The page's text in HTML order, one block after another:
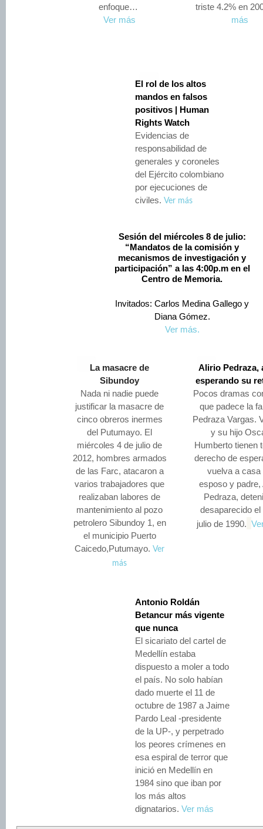
enfoque…
Ver más
triste 4.2% en
más
El rol de los altos
mandos en falsos
positivos | Human
Rights Watch
Evidencias de
responsabilidad de
generales y coroneles
del Ejército colombiano
por ejecuciones de
civiles. Ver más
Sesión del miércoles 8 de julio:
“Mandatos de la comisión y
mecanismos de investigación y
participación” a las 4:00p.m en el
Centro de Memoria.
Invitados: Carlos Medina Gallego y
Diana Gómez.
Ver más.
La masacre de
Sibundoy
Nada ni nadie puede
justificar la masacre de
cinco obreros inermes
del Putumayo. El
miércoles 4 de julio de
2012, hombres armados
de las Farc, atacaron a
varios trabajadores que
realizaban labores de
mantenimiento al pozo
petrolero Sibundoy 1, en
el municipio Puerto
Caicedo,Putumayo. Ver
más
Alirio Pedraza,
esperando su
Pocos dramas
que padece la
Pedraza Vargas.
y su hijo
Humberto tienen
derecho de
vuelva a casa
esposo y padre,
Pedraza,
desaparecido el
julio de 1990.
Antonio Roldán
Betancur más vigente
que nunca
El sicariato del cartel de
Medellín estaba
dispuesto a moler a todo
el país. No solo habían
dado muerte el 11 de
octubre de 1987 a Jaime
Pardo Leal -presidente
de la UP-, y perpetrado
los peores crímenes en
esa espiral de terror que
inició en Medellín en
1984 sino que iban por
los más altos
dignatarios. Ver más